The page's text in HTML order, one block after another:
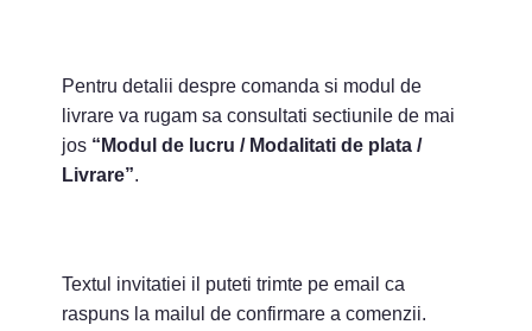
Pentru detalii despre comanda si modul de
livrare va rugam sa consultati sectiunile de mai
jos “Modul de lucru / Modalitati de plata /
Livrare”.
Textul invitatiei il puteti trimte pe email ca
raspuns la mailul de confirmare a comenzii.